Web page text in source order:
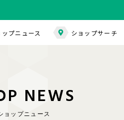
ップニュース ショップサーチ
P NEWS
ョップニュース